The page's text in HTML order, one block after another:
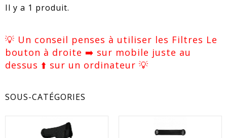
Il y a 1 produit.
💡 Un conseil penses à utiliser les Filtres Le
bouton à droite ➡️ sur mobile juste au
dessus ⬆️ sur un ordinateur 💡
SOUS-CATÉGORIES